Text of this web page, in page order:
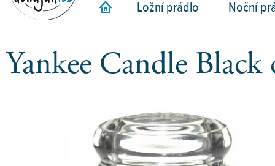
Úvod
Ložní prádlo Noční
Yankee Candle